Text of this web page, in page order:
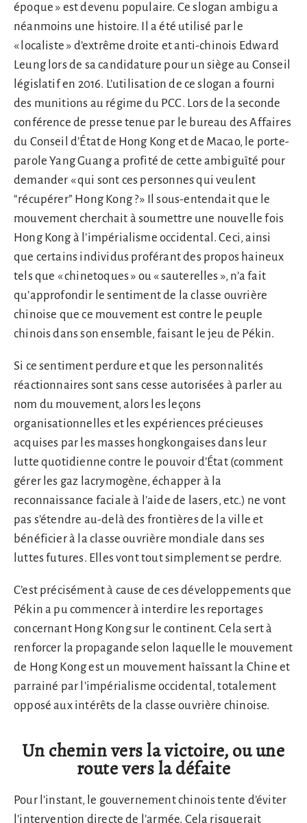
époque » est devenu populaire. Ce slogan ambigu a
néanmoins une histoire. Il a été utilisé par le
« localiste » d’extrême droite et anti-chinois Edward
Leung lors de sa candidature pour un siège au Conseil
législatif en 2016. L’utilisation de ce slogan a fourni
des munitions au régime du PCC. Lors de la seconde
conférence de presse tenue par le bureau des Affaires
du Conseil d’État de Hong Kong et de Macao, le porte-
parole Yang Guang a profité de cette ambiguïté pour
demander « qui sont ces personnes qui veulent
“récupérer” Hong Kong ? » Il sous-entendait que le
mouvement cherchait à soumettre une nouvelle fois
Hong Kong à l’impérialisme occidental. Ceci, ainsi
que certains individus proférant des propos haineux
tels que « chinetoques » ou « sauterelles », n’a fait
qu’approfondir le sentiment de la classe ouvrière
chinoise que ce mouvement est contre le peuple
chinois dans son ensemble, faisant le jeu de Pékin.
Si ce sentiment perdure et que les personnalités
réactionnaires sont sans cesse autorisées à parler au
nom du mouvement, alors les leçons
organisationnelles et les expériences précieuses
acquises par les masses hongkongaises dans leur
lutte quotidienne contre le pouvoir d’État (comment
gérer les gaz lacrymogène, échapper à la
reconnaissance faciale à l’aide de lasers, etc.) ne vont
pas s’étendre au-delà des frontières de la ville et
bénéficier à la classe ouvrière mondiale dans ses
luttes futures. Elles vont tout simplement se perdre.
C’est précisément à cause de ces développements que
Pékin a pu commencer à interdire les reportages
concernant Hong Kong sur le continent. Cela sert à
renforcer la propagande selon laquelle le mouvement
de Hong Kong est un mouvement haïssant la Chine et
parrainé par l’impérialisme occidental, totalement
opposé aux intérêts de la classe ouvrière chinoise.
Un chemin vers la victoire, ou une
route vers la défaite
Pour l’instant, le gouvernement chinois tente d’éviter
l’intervention directe de l’armée. Cela risquerait